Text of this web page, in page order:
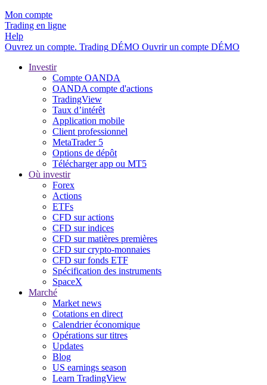
Mon compte
Trading en ligne
Help
Ouvrez un compte. Trading DÉMO Ouvrir un compte DÉMO
Investir
Compte OANDA
OANDA compte d'actions
TradingView
Taux d’intérêt
Application mobile
Client professionnel
MetaTrader 5
Options de dépôt
Télécharger app ou MT5
Où investir
Forex
Actions
ETFs
CFD sur actions
CFD sur indices
CFD sur matières premières
CFD sur crypto-monnaies
CFD sur fonds ETF
Spécification des instruments
SpaceX
Marché
Market news
Cotations en direct
Calendrier économique
Opérations sur titres
Updates
Blog
US earnings season
Learn TradingView